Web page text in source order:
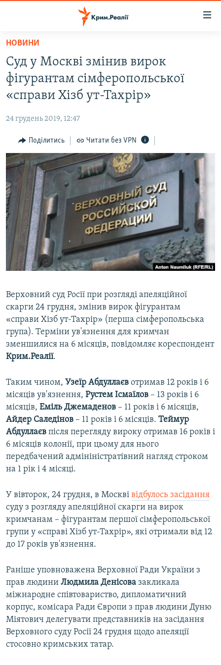
Перейти
основного
матеріалу
Перейти
до
основної
навігації
Перейти
до
пошуку
ВОДА.КРИМ
ВІДЕО ТА ФОТО
БЛОГИ
ПОГЛЯД
ІНТЕРВ'Ю
ВСЕ ЗА ДЕНЬ
СПЕЦПРОЕКТИ
ДЕПОРТАЦІЯ
ВІДЕОУРОКИ «ELIFBE»
СВІДЧЕННЯ ОКУПАЦІЇ
УКРАЇНСЬКА ПРОБЛЕМА КРИМУ
ЯК ОБІЙТИ БЛОКУВАННЯ
Русский
Qırımtatar
Усі сайти RFE/RL
НОВИНИ
Суд у Москві змінив вирок
фігурантам сімферопольської
«справи Хізб ут-Тахрір»
24 грудень 2019, 12:47
Поділитись Читати без VPN
Верховний суд Росії при розгляді апеляційної
скарги 24 грудня, змінив вирок фігурантам
«справи Хізб ут-Тахрір» (перша сімферопольська
група). Терміни ув'язнення для кримчан
зменшилися на 6 місяців, повідомляє кореспондент
Крим.Реалії.
Таким чином, Узеїр Абдуллаєв отримав 12 років і 6
місяців ув'язнення, Рустем Ісмаїлов – 13 років і 6
місяців, Еміль Джемаденов – 11 років і 6 місяців,
Айдер Саледінов – 11 років і 6 місяців. Теймур
Абдуллаєв після перегляду вироку отримав 16 років і
6 місяців колонії, при цьому для нього
передбачений адмініністратівний нагляд строком
на 1 рік і 4 місяці.
У вівторок, 24 грудня, в Москві відбулось засідання
суду з розгляду апеляційної скарги на вирок
кримчанам – фігурантам першої сімферопольської
групи у «справі Хізб ут-Тахрір», які отримали від 12
до 17 років ув'язнення.
Раніше уповноважена Верховної Ради України з
прав людини Людмила Денісова закликала
міжнародне співтовариство, дипломатичний
корпус, комісара Ради Європи з прав людини Дуню
Міятович делегувати представників на засідання
Верховного суду Росії 24 грудня щодо апеляції
стосовно кримських татар.